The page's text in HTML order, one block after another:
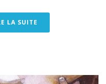
LA SUITE